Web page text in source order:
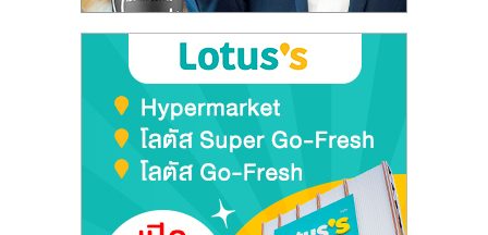
ไชส์
พร้อม
ทำเล
สำหรับ